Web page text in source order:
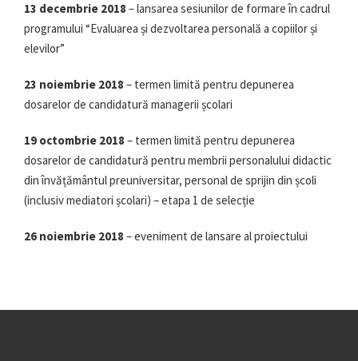
13 decembrie 2018 – lansarea sesiunilor de formare în cadrul
programului “Evaluarea și dezvoltarea personală a copiilor și
elevilor”
23 noiembrie 2018 – termen limită pentru depunerea
dosarelor de candidatură managerii școlari
19 octombrie 2018 – termen limită pentru depunerea
dosarelor de candidatură pentru membrii personalului didactic
din învățământul preuniversitar, personal de sprijin din școli
(inclusiv mediatori școlari) – etapa 1 de selecție
26 noiembrie 2018 – eveniment de lansare al proiectului